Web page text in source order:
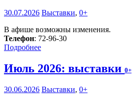
30.07.2026 Выставки, 0+
В афише возможны изменения.
Телефон: 72-96-30
Подробнее
Июль 2026: выставки 0+
30.06.2026 Выставки, 0+